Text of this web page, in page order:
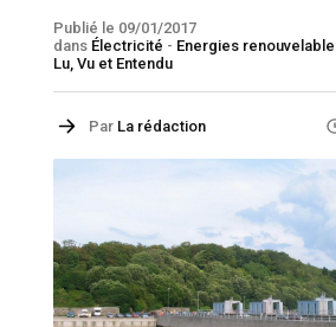
Publié le 09/01/2017
dans Électricité - Energies
Lu, Vu et Entendu
Par La rédaction